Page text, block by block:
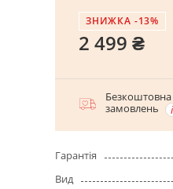
ЗНИЖКА -13%
2 499 ₴
Безкоштовна
замовлень
Гарантія
Вид